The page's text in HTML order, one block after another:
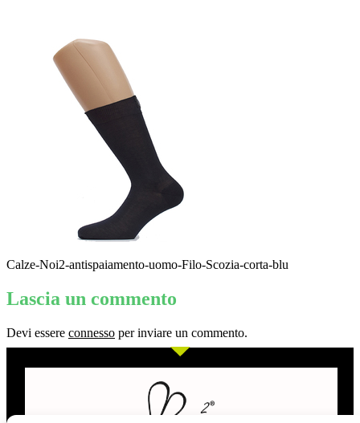
Calze-Noi2-antispaiamento-uomo-Filo-Scozia-corta-blu
Lascia un commento
Devi essere connesso per inviare un commento.